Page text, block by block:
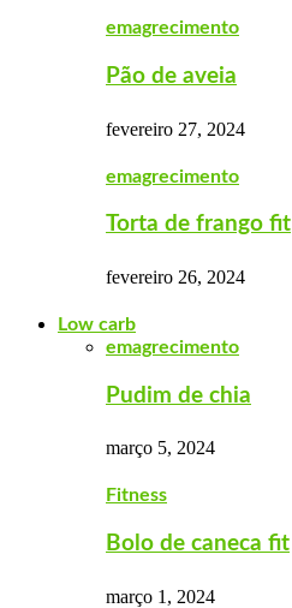
emagrecimento
Pão de aveia
fevereiro 27, 2024
emagrecimento
Torta de frango fit
fevereiro 26, 2024
Low carb
emagrecimento
Pudim de chia
março 5, 2024
Fitness
Bolo de caneca fit
março 1, 2024